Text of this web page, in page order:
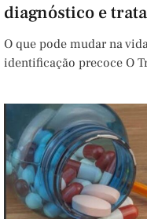
diagnóstico e
O que pode mudar na
identificação precoce O